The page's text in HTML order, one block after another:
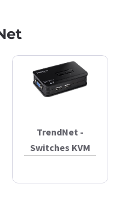
TrendNet -
Switches KVM